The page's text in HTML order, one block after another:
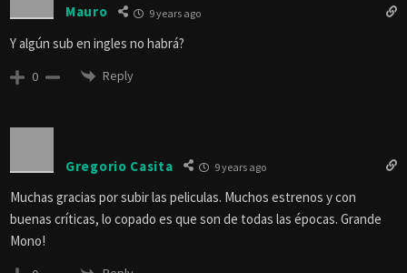
Mauro 9 years ago
Y algún sub en ingles no habrá?
0 Reply
Gregorio Casita 9 years ago
Muchas gracias por subir las peliculas. Muchos estrenos y con
buenas críticas, lo copado es que son de todas las épocas. Grande
Mono!